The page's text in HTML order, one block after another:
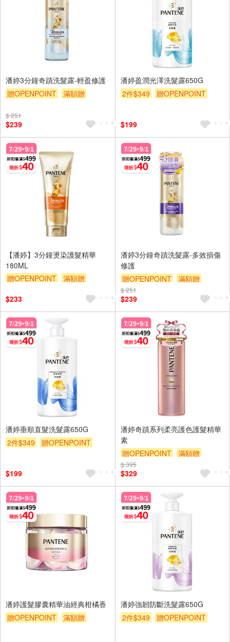
潘婷3分鐘奇蹟洗髮露-輕盈修護
贈OPENPOINT
滿額贈
$ 251
$239
潘婷盈潤光澤洗髮露650G
2件$349
贈OPENPOINT
$199
【潘婷】3分鐘燙染護髮精華
180ML
贈OPENPOINT
滿額贈
$233
潘婷3分鐘奇蹟洗髮露-多效損傷
修護
贈OPENPOINT
滿額贈
滿額折
$ 251
$239
潘婷垂順直髮洗髮露650G
2件$349
贈OPENPOINT
$199
潘婷奇蹟系列柔亮護色護髮精華
素
贈OPENPOINT
滿額贈
滿額折
$ 395
$329
潘婷護髮膠囊精華油經典柑橘香
贈OPENPOINT
滿額贈
潘婷強韌防斷洗髮露650G
2件$349
贈OPENPOINT